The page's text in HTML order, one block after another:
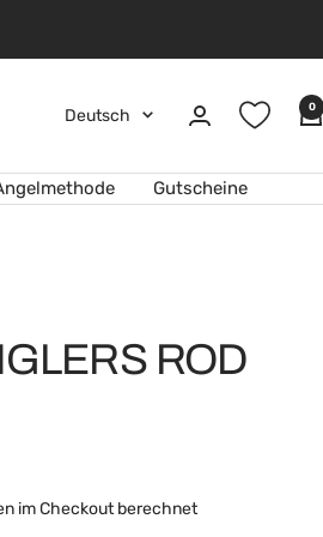
Sprache
Deutsch 0
Gutscheine
ROD
im Checkout berechnet